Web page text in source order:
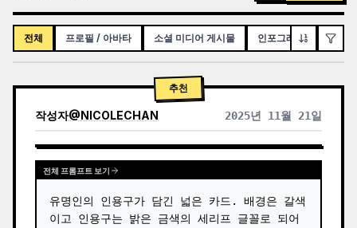
전체 프로필 / 아바타 소셜 미디어 게시물 인포그래픽 / 교육용 시
추천
작성자@NICOLECHAN 2025년 11월 21일
다른 모델 결과 보기
전체 프롬프트 보기
유명인의 인용구가 담긴 넓은 카드. 배경은 갈색
이고 인용구는 밝은 금색의 세리프 글꼴로 되어